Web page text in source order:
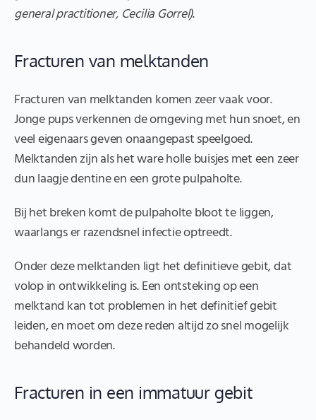
general practitioner, Cecilia Gorrel).
Fracturen van melktanden
Fracturen van melktanden komen zeer vaak voor.
Jonge pups verkennen de omgeving met hun snoet, en
veel eigenaars geven onaangepast speelgoed.
Melktanden zijn als het ware holle buisjes met een zeer
dun laagje dentine en een grote pulpaholte.
Bij het breken komt de pulpaholte bloot te liggen,
waarlangs er razendsnel infectie optreedt.
Onder deze melktanden ligt het definitieve gebit, dat
volop in ontwikkeling is. Een ontsteking op een
melktand kan tot problemen in het definitief gebit
leiden, en moet om deze reden altijd zo snel mogelijk
behandeld worden.
Fracturen in een immatuur gebit